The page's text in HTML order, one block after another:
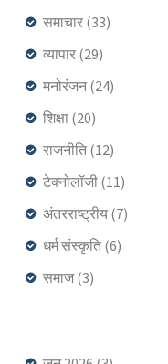
समाचार (33)
व्यापार (29)
मनोरंजन(24)
शिक्षा (20)
राजनीति (12)
टेक्नोलॉजी (11)
अंतरराष्ट्रीय (7)
धर्म संस्कृति (6)
समाज(3)